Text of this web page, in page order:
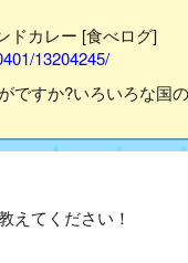
ドカレー [食べログ]
13204245/
ですか?いろいろな国
えてください！